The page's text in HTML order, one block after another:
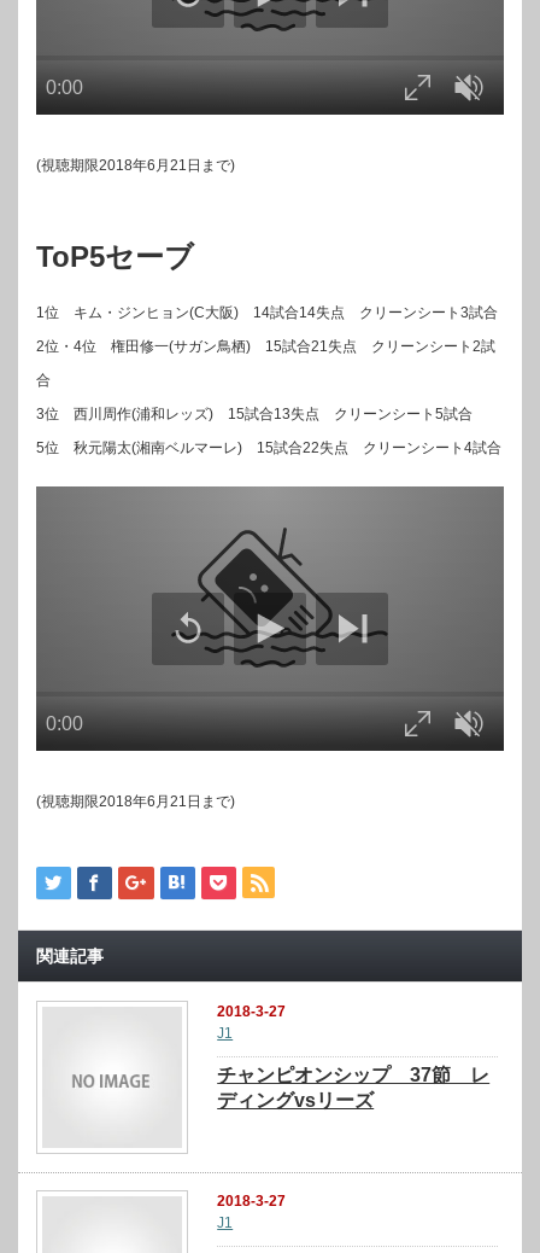
(視聴期限2018年6月21日まで)
ToP5セーブ
1位 キム・ジンヒョン(C大阪) 14試合14失点 クリーンシート3試合
2位・4位 権田修一(サガン鳥栖) 15試合21失点 クリーンシート2試
合
3位 西川周作(浦和レッズ) 15試合13失点 クリーンシート5試合
5位 秋元陽太(湘南ベルマーレ) 15試合22失点 クリーンシート4試合
(視聴期限2018年6月21日まで)
関連記事
2018-3-27
J1
チャンピオンシップ 37節 レ
ディングvsリーズ
2018-3-27
J1